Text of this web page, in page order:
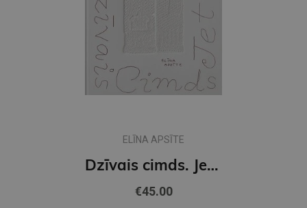
ELĪNA APSĪTE
Dzīvais cimds. Jettes cimdu grāmata
€45.00